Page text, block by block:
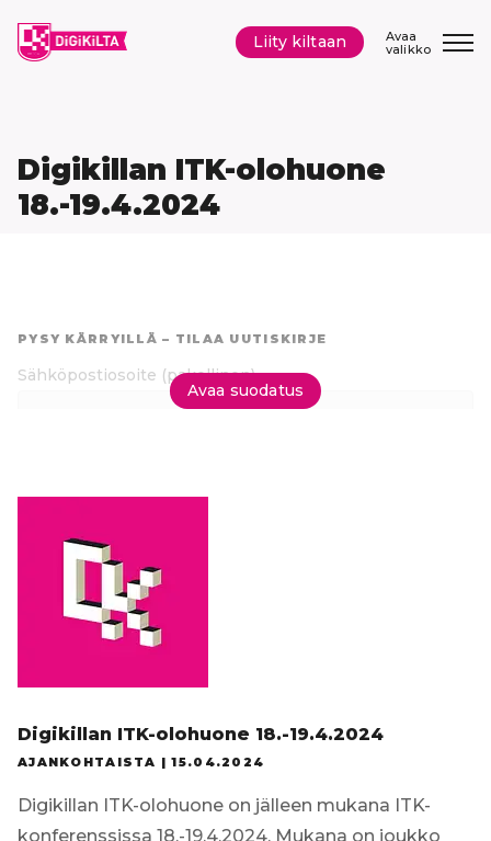
sisältöön
Avaa
valikko
Liity kiltaan
Digikillan ITK-olohuone
18.-19.4.2024
PYSY KÄRRYILLÄ – TILAA UUTISKIRJE
Sähköpostiosoite (pakollinen)
Avaa suodatus
Digikillan ITK-olohuone 18.-19.4.2024
AJANKOHTAISTA |15.04.2024
Digikillan ITK-olohuone on jälleen mukana ITK-
konferenssissa 18.-19.4.2024. Mukana on joukko